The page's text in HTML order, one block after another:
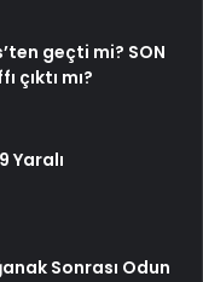
geçti mi? SON
çıktı mı?
Yaralı
Sonrası Odun